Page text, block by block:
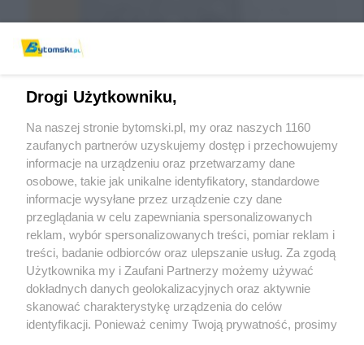
Wróć do strony głównej
ślązag.pl
0%
Drogi Użytkowniku,
Na naszej stronie bytomski.pl, my oraz naszych 1160
zaufanych partnerów uzyskujemy dostęp i przechowujemy
informacje na urządzeniu oraz przetwarzamy dane
osobowe, takie jak unikalne identyfikatory, standardowe
informacje wysyłane przez urządzenie czy dane
przeglądania w celu zapewniania spersonalizowanych
reklam, wybór spersonalizowanych treści, pomiar reklam i
treści, badanie odbiorców oraz ulepszanie usług. Za zgodą
Użytkownika my i Zaufani Partnerzy możemy używać
dokładnych danych geolokalizacyjnych oraz aktywnie
skanować charakterystykę urządzenia do celów
identyfikacji. Ponieważ cenimy Twoją prywatność, prosimy